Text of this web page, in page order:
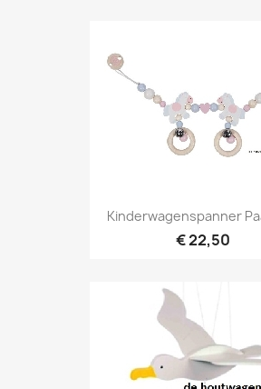
Kinderwagenspanner
€ 22,50